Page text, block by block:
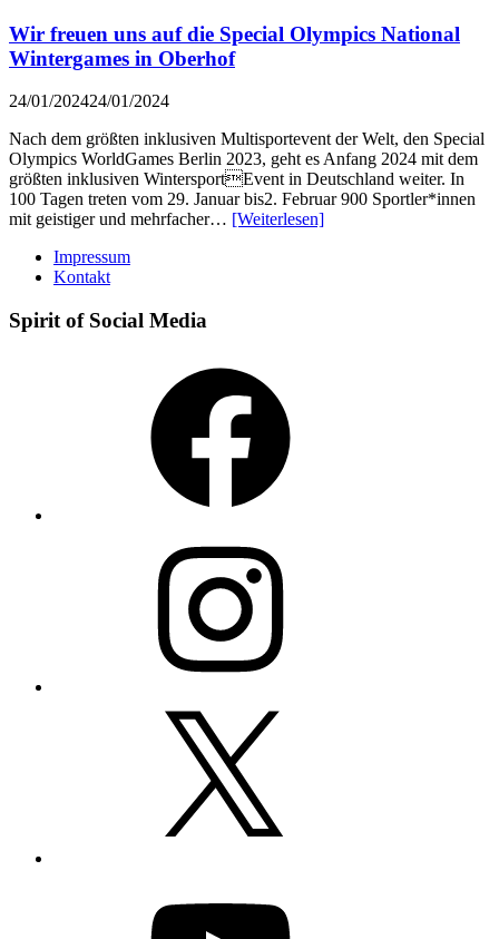
Wir freuen uns auf die Special Olympics National
Wintergames in Oberhof
24/01/202424/01/2024
Nach dem größten inklusiven Multisportevent der Welt, den Special
Olympics WorldGames Berlin 2023, geht es Anfang 2024 mit dem
größten inklusiven WintersportEvent in Deutschland weiter. In
100 Tagen treten vom 29. Januar bis2. Februar 900 Sportler*innen
mit geistiger und mehrfacher… [Weiterlesen]
Impressum
Kontakt
Spirit of Social Media